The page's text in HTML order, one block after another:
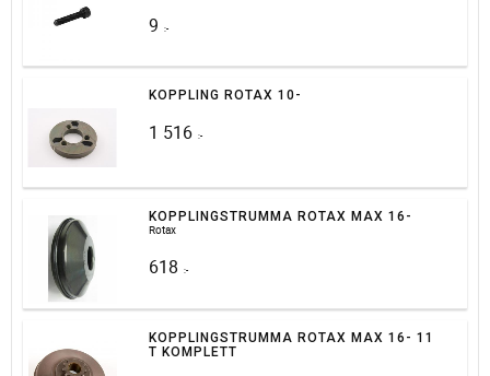
9 :-
KOPPLING ROTAX 10-
1 516 :-
KOPPLINGSTRUMMA ROTAX MAX 16-
Rotax
618 :-
KOPPLINGSTRUMMA ROTAX MAX 16- 11
T KOMPLETT